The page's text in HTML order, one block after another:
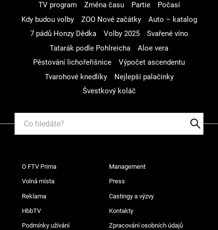
TV program
Změna času Partie
Počasí
Kdy budou volby
ZOO Nové začátky
Auto – katalog
7 pádů Honzy Dědka
Volby 2025
Svařené víno
Tatarák podle Pohlreicha
Aloe vera
Pěstování lichořeřišnice
Výpočet ascendentu
Tvarohové knedlíky
Nejlepší palačinky
Švestkový koláč
O FTV Prima Management
Volná místa Press
Reklama Castingy a výzvy
HbbTV Kontakty
Podmínky užívání Zpracování osobních údajů